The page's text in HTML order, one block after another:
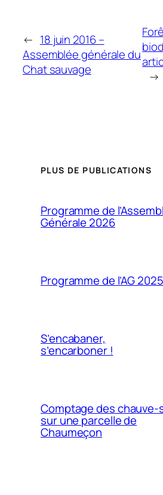
← 18 juin 2016 –
Assemblée générale du
Chat sauvage
→
PLUS DE PUBLICATIONS
Programme de
Générale 2026
Programme de l’AG 2025
S’encabaner,
s’encarboner !
Comptage des chauve-
sur une parcelle de
Chaumeçon